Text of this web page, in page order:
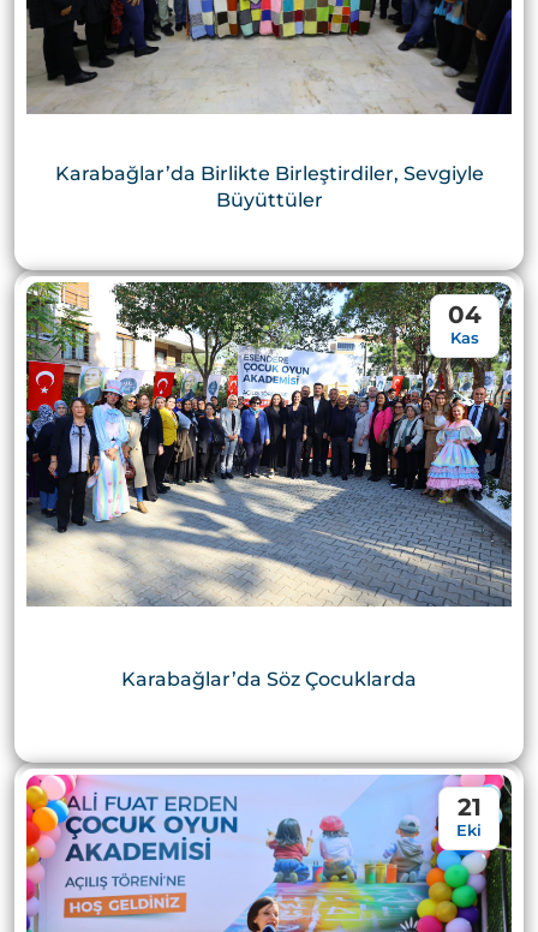
Karabağlar’da Birlikte Birleştirdiler, Sevgiyle
Büyüttüler
04
Kas
Karabağlar’da Söz Çocuklarda
21
Eki